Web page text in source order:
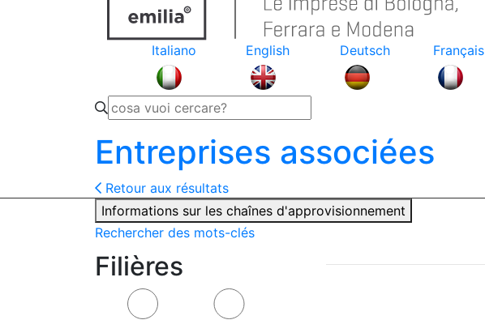
Italiano
English Deutsch Français
Entreprises associées
Retour aux résultats
Informations sur les chaînes d'approvisionnement
Rechercher des mots-clés
Filières